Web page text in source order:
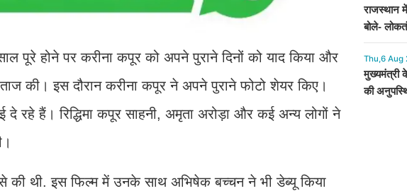
पूरे होने पर करीना कपूर को अपने पुराने दिनों को याद किया और
की। इस दौरान करीना कपूर ने अपने पुराने फोटो शेयर किए।
रहे हैं। रिद्धिमा कपूर साहनी, अमृता अरोड़ा और कई अन्य लोगों ने
की थी. इस फिल्म में उनके साथ अभिषेक बच्चन ने भी डेब्यू किया
राजस्थान
बोले-
Thu,6 Aug
मुख्यमंत्री
की